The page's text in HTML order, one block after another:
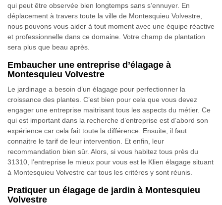
qui peut être observée bien longtemps sans s’ennuyer. En
déplacement à travers toute la ville de Montesquieu Volvestre,
nous pouvons vous aider à tout moment avec une équipe réactive
et professionnelle dans ce domaine. Votre champ de plantation
sera plus que beau après.
Embaucher une entreprise d’élagage à
Montesquieu Volvestre
Le jardinage a besoin d’un élagage pour perfectionner la
croissance des plantes. C’est bien pour cela que vous devez
engager une entreprise maitrisant tous les aspects du métier. Ce
qui est important dans la recherche d’entreprise est d’abord son
expérience car cela fait toute la différence. Ensuite, il faut
connaitre le tarif de leur intervention. Et enfin, leur
recommandation bien sûr. Alors, si vous habitez tous près du
31310, l’entreprise le mieux pour vous est le Klien élagage situant
à Montesquieu Volvestre car tous les critères y sont réunis.
Pratiquer un élagage de jardin à Montesquieu
Volvestre